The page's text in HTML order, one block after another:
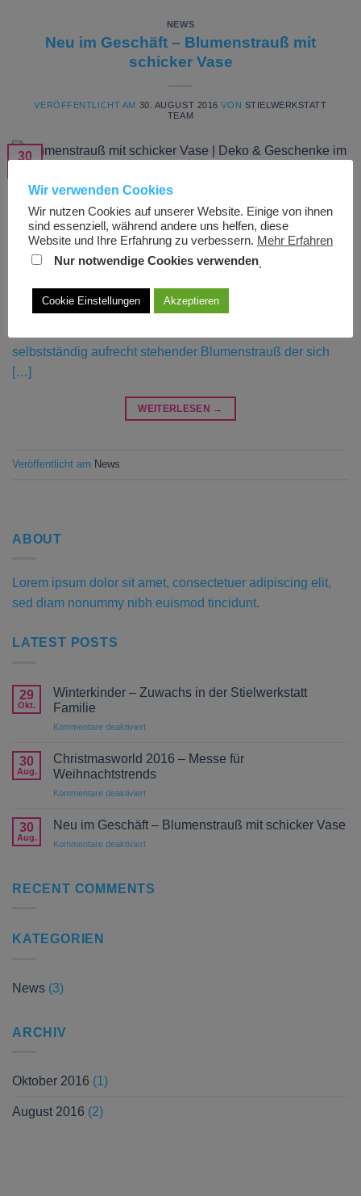
NEWS
Neu im Geschäft – Blumenstrauß mit
schicker Vase
VERÖFFENTLICHT AM 30. AUGUST 2016 VON STIELWERKSTATT
TEAM
30
Der „Blumenstrauß mit schicker Vase“ ist ein frisch
gebundener Blumenstrauß mit überzeugenden
Produktvorteilen: nicht tropfendes floristisches Unikat
mit patentierter Wasser-Selbstversorgung mindestens 48
Stunden Präsentation, Aufbewahrung und Transport des
Gebindes ohne Zufuhr von Frischwasser das Gebinde
selbstständig aufrecht stehender Blumenstrauß der sich
[…]
WEITERLESEN →
Veröffentlicht am News
ABOUT
Lorem ipsum dolor sit amet, consectetuer adipiscing elit,
sed diam nonummy nibh euismod tincidunt.
LATEST POSTS
29
Okt.
Winterkinder – Zuwachs in der Stielwerkstatt
Familie
Kommentare deaktiviertfür
–
Zuwachs
in
der
Familie
30
Aug.
Christmasworld 2016 – Messe für
Weihnachtstrends
Kommentare deaktiviertfür
2016
Messe
30
Aug.
Neu im Geschäft – Blumenstrauß mit schicker Vase
Kommentare deaktiviertfür
Geschäft
RECENT COMMENTS
KATEGORIEN
News (3)
ARCHIV
Oktober 2016 (1)
August 2016 (2)
Wir verwenden Cookies
Wir nutzen Cookies auf unserer Website. Einige von ihnen
sind essenziell, während andere uns helfen, diese
Website und Ihre Erfahrung zu verbessern. Mehr Erfahren
Nur notwendige Cookies verwenden.
Cookie Einstellungen Akzeptieren